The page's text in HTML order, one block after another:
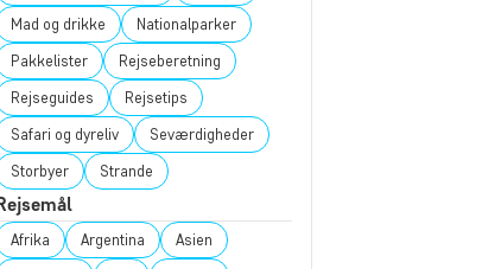
Mad og drikke Nationalparker
Pakkelister Rejseberetning
Rejseguides Rejsetips
Safari og dyreliv Seværdigheder
Storbyer Strande
Afrika Argentina Asien